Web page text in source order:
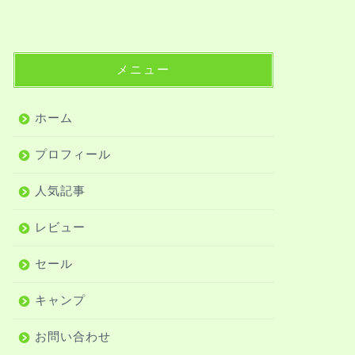
メニュー
ホーム
プロフィール
人気記事
レビュー
セール
キャンプ
お問い合わせ